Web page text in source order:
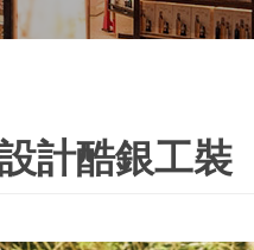
計酷銀工裝